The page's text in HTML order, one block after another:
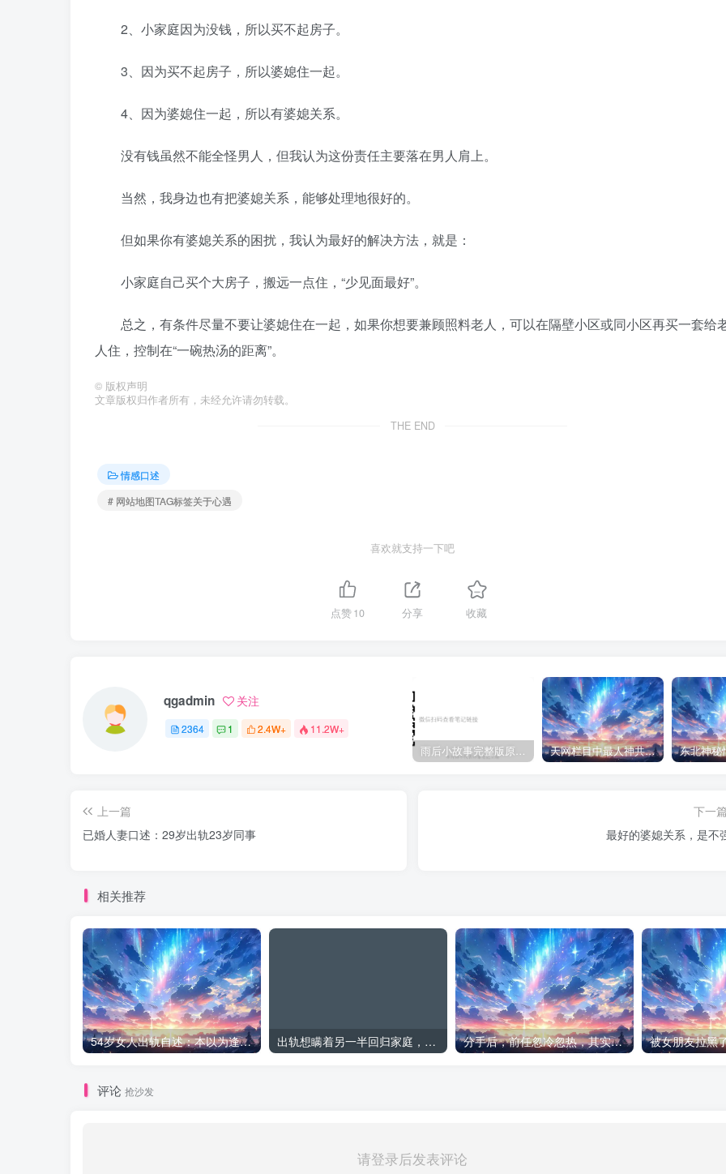
2、小家庭因为没钱，所以买不起房子。
3、因为买不起房子，所以婆媳住一起。
4、因为婆媳住一起，所以有婆媳关系。
没有钱虽然不能全怪男人，但我认为这份责任主要落在男人肩上。
当然，我身边也有把婆媳关系，能够处理地很好的。
但如果你有婆媳关系的困扰，我认为最好的解决方法，就是：
小家庭自己买个大房子，搬远一点住，“少见面最好”。
总之，有条件尽量不要让婆媳住在一起，如果你想要兼顾照料老人，可以在隔壁小区或同小区再买一套给
人住，控制在“一碗热汤的距离”。
© 版权声明
文章版权归作者所有，未经允许请勿转载。
THE END
情感口述
# 网站地图TAG标签关于心遇
喜欢就支持一下吧
点赞10 分享 收藏
qgadmin 关注
2364 1 2.4W+ 11.2W+
雨后小故事完整版原片动态图（图+文字解说版） 天网栏目中最人神共愤的一期《消失的夫妻》
上一篇
已婚人妻口述：29岁出轨23岁同事
下一
最好的婆媳关系，是不
相关推荐
54岁女人出轨自述：本以为逢场作戏 出轨想瞒着另一半回归家庭，这可能吗 分手后，前任忽冷忽热，其实更容易复合 被女朋友拉黑
评论 抢沙发
请登录后发表评论